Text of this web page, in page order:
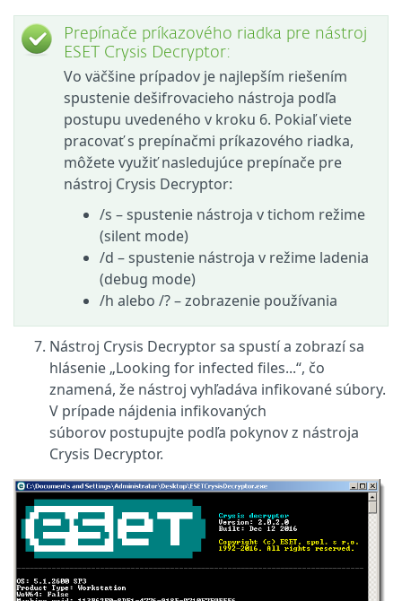
Prepínače príkazového riadka pre nástroj
ESET Crysis Decryptor:
Vo väčšine prípadov je najlepším riešením
spustenie dešifrovacieho nástroja podľa
postupu uvedeného v kroku 6. Pokiaľ viete
pracovať s prepínačmi príkazového riadka,
môžete využiť nasledujúce prepínače pre
nástroj Crysis Decryptor:
/s –spustenie nástroja v tichom režime
(silent mode)
/d –spustenie nástroja v režime ladenia
(debug mode)
/h alebo /?–zobrazenie používania
Nástroj Crysis Decryptor sa spustí a zobrazí sa
hlásenie „Looking for infected files...“, čo
znamená, že nástroj vyhľadáva infikované súbory.
V prípade nájdenia infikovaných
súborov postupujte podľa pokynov z nástroja
Crysis Decryptor.